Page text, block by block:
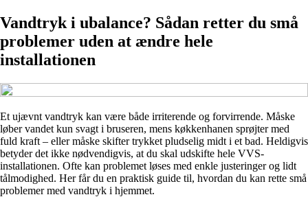
Vandtryk i ubalance? Sådan retter du små
problemer uden at ændre hele
installationen
Et ujævnt vandtryk kan være både irriterende og forvirrende. Måske
løber vandet kun svagt i bruseren, mens køkkenhanen sprøjter med
fuld kraft – eller måske skifter trykket pludselig midt i et bad. Heldigvis
betyder det ikke nødvendigvis, at du skal udskifte hele VVS-
installationen. Ofte kan problemet løses med enkle justeringer og lidt
tålmodighed. Her får du en praktisk guide til, hvordan du kan rette små
problemer med vandtryk i hjemmet.